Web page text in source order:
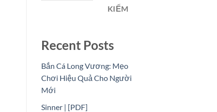
KIẾM
Recent Posts
Bắn Cá Long Vương: Mẹo
Chơi Hiệu Quả Cho Người
Mới
Sinner | [PDF]